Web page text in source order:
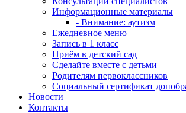
Информационные материалы
- Внимание: аутизм
Ежедневное меню
Запись в 1 класс
Приём в детский сад
Сделайте вместе с детьми
Родителям первоклассников
Социальный сертификат
Новости
Контакты